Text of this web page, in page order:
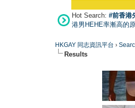
Hot Search: #前香港
港男HEHE率漸高的
HKGAY 同志資訊平台 ›
Results